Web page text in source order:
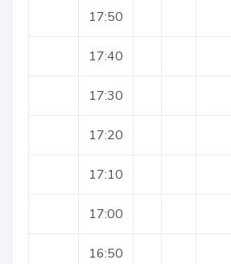
17:50
17:40
17:30
17:20
17:10
17:00
16:50